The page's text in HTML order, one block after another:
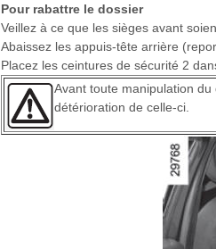
Pour rabattre le dossier
Veillez à ce que les sièges avant
Abaissez les appuis-tête arrière
Placez les ceintures de sécurité 2
Avant toute manipulation
détérioration de celle-ci.